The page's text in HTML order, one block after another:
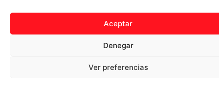
Aceptar
Denegar
Ver preferencias